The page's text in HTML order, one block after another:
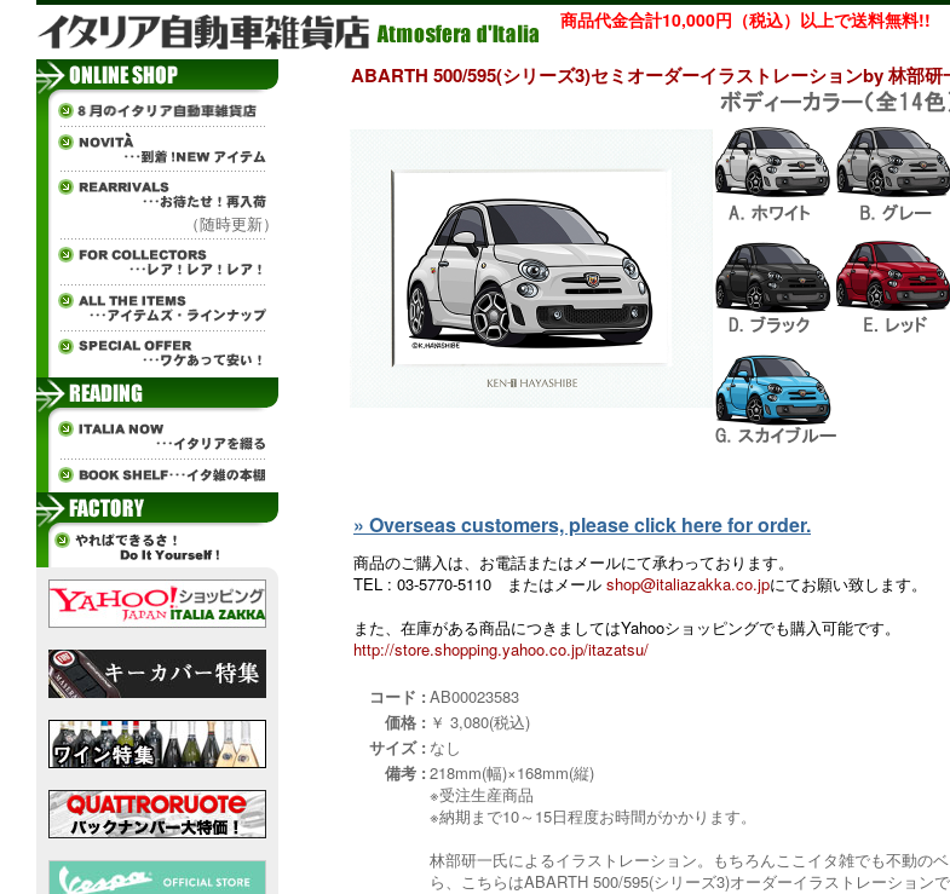
商品代金合計10,000円（税込）以上で送料無料!!
（随時更新）
ABARTH 500/595(シリーズ3)セミオーダーイラストレーションby 林部研
» Overseas customers, please click here for order.
商品のご購入は、お電話またはメールにて承わっております。
TEL : 03-5770-5110 またはメール shop@italiazakka.co.jpにてお願い致します。
また、在庫がある商品につきましてはYahooショッピングでも購入可能です。
http://store.shopping.yahoo.co.jp/itazatsu/
コード : AB00023583
価格 : ￥ 3,080(税込)
サイズ : なし
備考 : 218mm(幅)×168mm(縦)
※受注生産商品
※納期まで10～15日程度お時間がかかります。
林部研一氏によるイラストレーション。もちろんここイタ雑でも不動の
ら、こちらはABARTH 500/595(シリーズ3)オーダーイラストレーションで